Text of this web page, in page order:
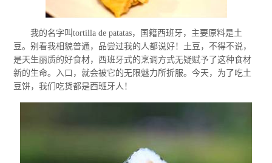
我的名字叫tortilla de patatas，国籍西班牙，主要原料是土
豆。别看我相貌普通，品尝过我的人都说好！土豆，不得不说，
是天生丽质的好食材，西班牙式的烹调方式无疑赋予了这种食材
新的生命。入口，就会被它的无限魅力所折服。今天，为了吃土
豆饼，我们吃货都是西班牙人！